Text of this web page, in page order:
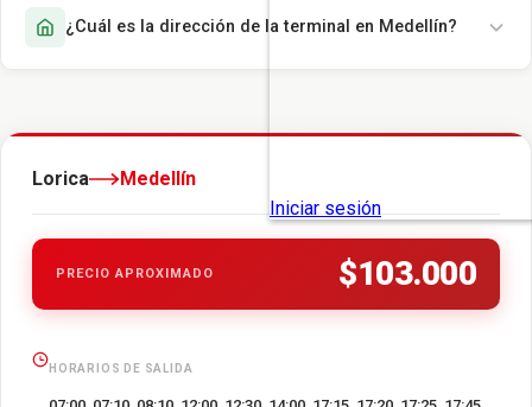
¿Cuál es la dirección de la terminal en Medellín?
Lorica Medellín
PRECIO APROXIMADO $103.000
HORARIOS DE SALIDA